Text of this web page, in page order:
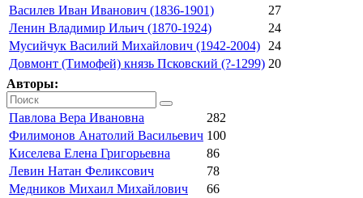
Василев Иван Иванович (1836-1901)
27
Ленин Владимир Ильич (1870-1924)
24
Мусийчук Василий Михайлович (1942-2004)
24
Довмонт (Тимофей) князь Псковский (?-1299) 20
Авторы:
Павлова Вера Ивановна
282
Филимонов Анатолий Васильевич 100
Киселева Елена Григорьевна
86
Левин Натан Феликсович
78
Медников Михаил Михайлович
66